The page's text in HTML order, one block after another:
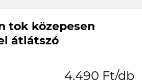
tok közepesen
átlátszó
4.490 Ft/db